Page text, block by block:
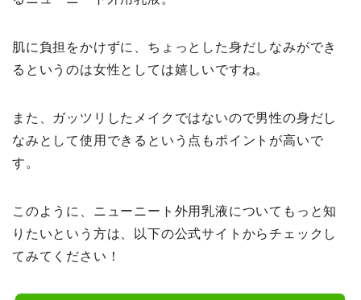
肌に負担をかけずに、ちょっとした身だしなみができ
るというのは女性としては嬉しいですね。
また、ガッツリしたメイクではないので男性の身だし
なみとして使用できるという点もポイントが高いで
す。
このように、ニューニート外用乳液についてもっと知
りたいという方は、以下の公式サイトからチェックし
てみてください！